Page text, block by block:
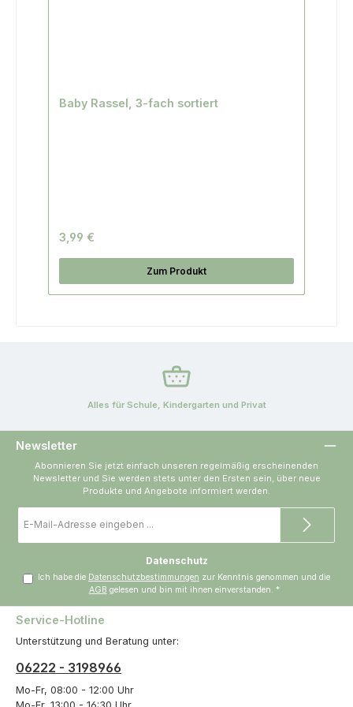
Baby Rassel, 3-fach sortiert
3,99 €
Zum Produkt
Alles für Schule, Kindergarten und Privat
Newsletter
Abonnieren Sie jetzt einfach unseren regelmäßig erscheinenden
Newsletter und Sie werden stets unter den Ersten sein, über neue
Produkte und Angebote informiert werden.
Mail-
Datenschutz
Ich habe die Datenschutzbestimmungen
zur Kenntnis genommen und die
AGB gelesen und bin mit ihnen einverstanden. *
Service-Hotline
Unterstützung und Beratung unter:
06222 - 3198966
Mo-Fr, 08:00 - 12:00 Uhr